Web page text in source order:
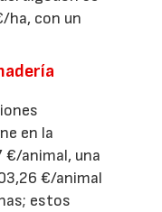
ha, con un
en la
€/animal, una
€/animal
estos